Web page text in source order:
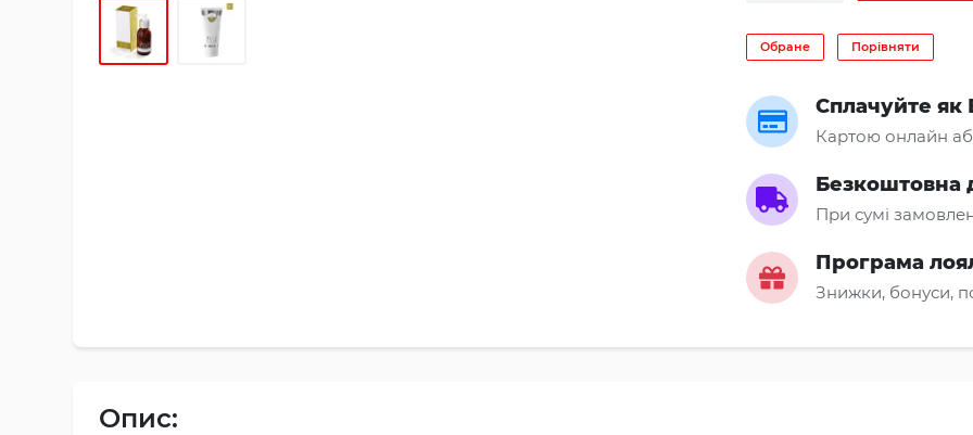
Обране Порівняти
Сплачуйте як
Картою онлайн
Безкоштовна
При сумі
Програма
Знижки, бонуси,
Опис: